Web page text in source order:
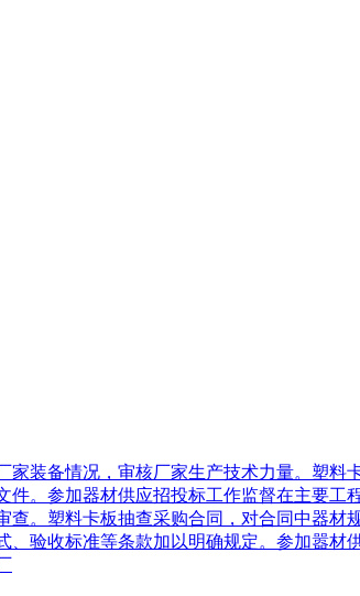
装备情况，审核厂家生产技术力量。塑
。参加器材供应招投标工作监督在主要
。塑料卡板抽查采购合同，对合同中器
验收标准等条款加以明确规定。参加嚣